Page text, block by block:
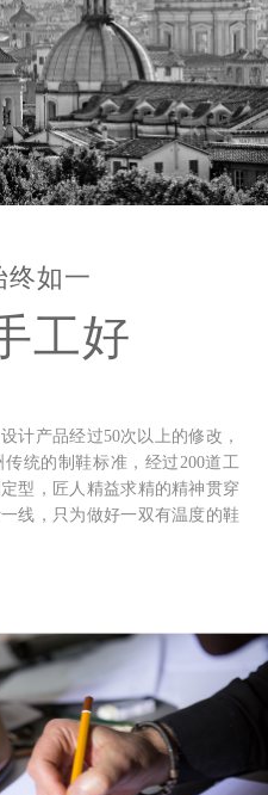
终如一
工好
计产品经过50次以上的修改，
统的制鞋标准，经过200道工
型，匠人精益求精的精神贯穿
线，只为做好一双有温度的鞋